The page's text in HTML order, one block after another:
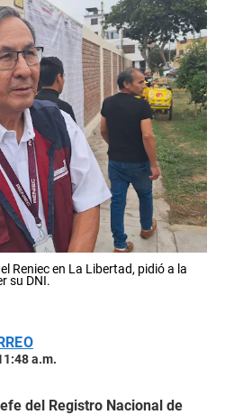
Reniec en La Libertad, pidió a la
su DNI.
a.m.
del Registro Nacional de